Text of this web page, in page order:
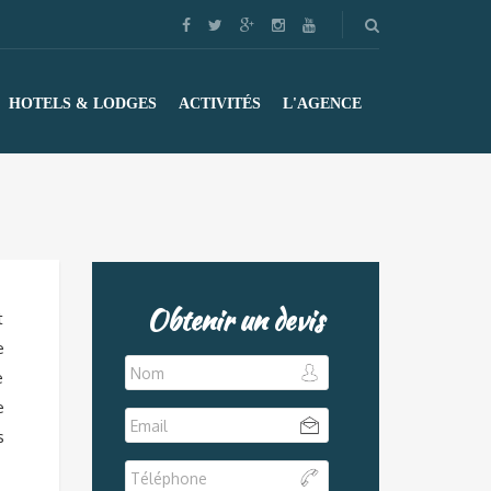
HOTELS & LODGES ACTIVITÉS L'AGENCE
Obtenir un devis